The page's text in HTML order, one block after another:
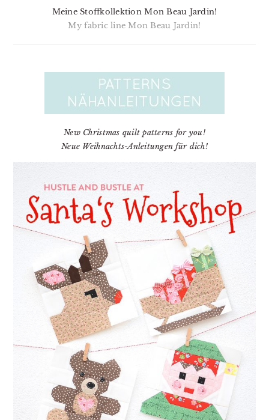
Meine Stoffkollektion Mon Beau Jardin!
My fabric line Mon Beau Jardin!
New Christmas quilt patterns for you!
Neue Weihnachts-Anleitungen für dich!